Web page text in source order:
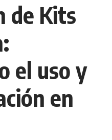
de Kits
el uso y
en